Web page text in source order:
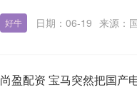
好牛 日期：06-19 来源：
尚盈配资 宝马突然把国产